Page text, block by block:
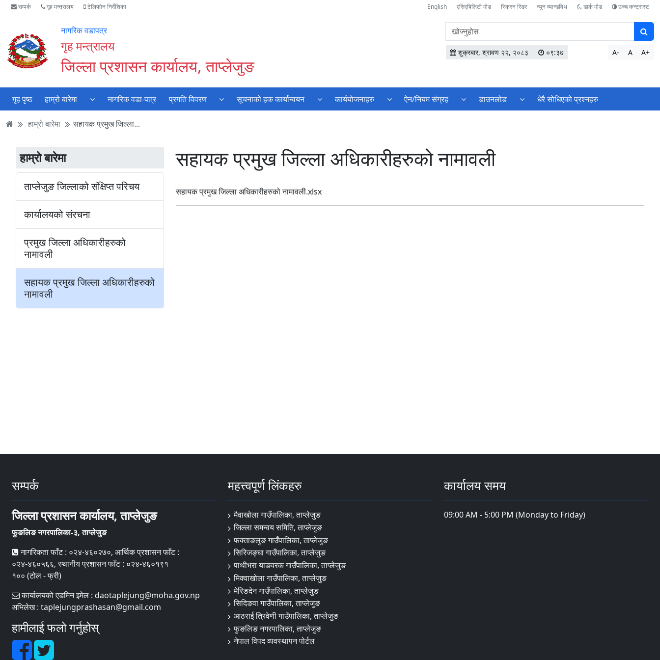
Accessibility
Mode
गर्नुहोस्
मुख्य
सामाग्री
मुख्य
नेभिगेसन
वेबसाइट
खोजमा
सम्पर्क गृह मन्त्रालय टेलिफोन निर्देशिका English एसिएबिलिटी मोड स्क्रिन रिडर न्यून व्यान्डविथ डार्क मोड उच्च कन्ट्रास्ट
नागरिक वडापत्र
गृह मन्त्रालय
जिल्ला प्रशासन कार्यालय, ताप्लेजुङ
वेबसाइटमा
सामग्री
खोज्नुहोस
शुक्रबार, श्रावण २२, २०८३ ०९:३७ A- A A+
गृह पृष्ठ हाम्रो बारेमा नागरिक वडा-पत्र प्रगति विवरण सूचनाको हक कार्यान्वयन कार्ययोजनाहरु ऐन/नियम संग्रह डाउनलोड धेरै सोधिएको प्रश्नहरु
हाम्रो बारेमा सहायक प्रमुख जिल्ला...
हाम्रो बारेमा
ताप्लेजुङ जिल्लाको संक्षिप्त परिचय
कार्यालयको संरचना
प्रमुख जिल्ला अधिकारीहरुको
नामावली
सहायक प्रमुख जिल्ला अधिकारीहरुको
नामावली
सहायक प्रमुख जिल्ला अधिकारीहरुको नामावली
सहायक प्रमुख जिल्ला अधिकारीहरुको नामावली.xlsx
सम्पर्क
जिल्ला प्रशासन कार्यालय, ताप्लेजुङ
फुङलिङ नगरपालिका-३, ताप्लेजुङ
नागरिकता फाँट : ०२४-४६०२७०, आर्थिक प्रशासन फाँट :
०२४-४६०५६६, स्थानीय प्रशासन फाँट : ०२४-४६०१९१
१०० (टोल - फ्री)
कार्यालयको एडमिन इमेल : daotaplejung@moha.gov.np
अभिलेख : taplejungprashasan@gmail.com
हामीलाई फलो गर्नुहोस्
महत्त्वपूर्ण लिंकहरु
मैवाखोला गाउँपालिका, ताप्लेजुङ
जिल्ला समन्वय समिति, ताप्लेजुङ
फक्ताङलुङ गाउँपालिका, ताप्लेजुङ
सिरिजङ्घा गाउँपालिका, ताप्लेजुङ
पाथीभरा याङवरक गाउँपालिका, ताप्लेजुङ
मिक्वाखोला गाउँपालिका, ताप्लेजुङ
मेरिङदेन गाउँपालिका, ताप्लेजुङ
सिदिङवा गाउँपालिका, ताप्लेजुङ
आठराई त्रिवेणी गाउँपालिका, ताप्लेजुङ
फुङलिङ नगरपालिका, ताप्लेजुङ
नेपाल विपद व्यवस्थापन पोर्टल
कार्यालय समय
09:00 AM - 5:00 PM (Monday to Friday)